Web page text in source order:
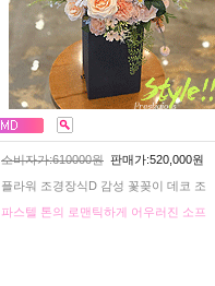
소비자가:610000원 판매가:520,000원
플라워 조경장식D 감성 꽃꽂이 데코 조
파스텔 톤의 로맨틱하게 어우러진 소프